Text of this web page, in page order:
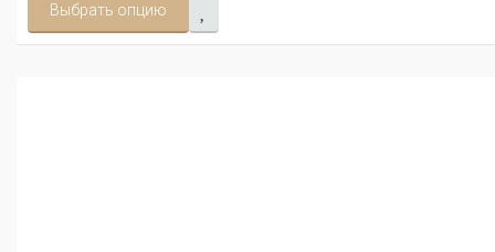
Выбрать опцию